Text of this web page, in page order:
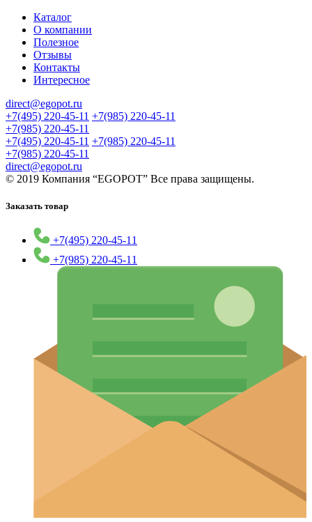
Каталог
О компании
Полезное
Отзывы
Контакты
Интересное
direct@egopot.ru
+7(495) 220-45-11 +7(985) 220-45-11
+7(985) 220-45-11
+7(495) 220-45-11 +7(985) 220-45-11
+7(985) 220-45-11
direct@egopot.ru
© 2019 Компания “EGOPOT” Все права защищены.
Заказать товар
+7(495) 220-45-11
+7(985) 220-45-11